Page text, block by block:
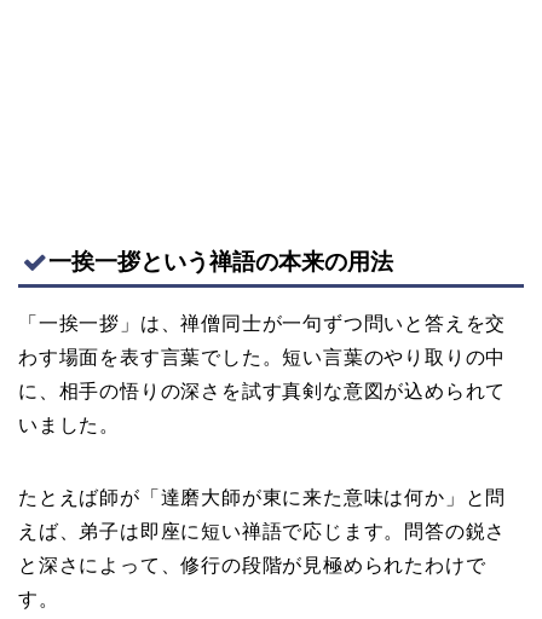
一挨一拶という禅語の本来の用法
「一挨一拶」は、禅僧同士が一句ずつ問いと答えを交
わす場面を表す言葉でした。短い言葉のやり取りの中
に、相手の悟りの深さを試す真剣な意図が込められて
いました。
たとえば師が「達磨大師が東に来た意味は何か」と問
えば、弟子は即座に短い禅語で応じます。問答の鋭さ
と深さによって、修行の段階が見極められたわけで
す。